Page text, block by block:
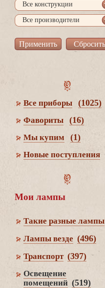
се конструкции
се производители
се приборы (1025)
Фавориты (16)
Мы купим (1)
Новые поступления
Мои лампы
Такие разные лампы
Лампы везде (496)
Транспорт (397)
Освещение
помещений (519)